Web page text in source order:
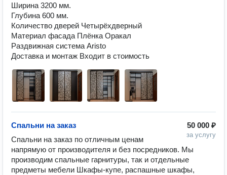
Ширина 3200 мм.
Глубина 600 мм.
Количество дверей Четырёхдверный
Материал фасада Плёнка Оракал
Раздвижная система Aristo
Доставка и монтаж Входит в стоимость
50 000 ₽
за услугу
Спальни на заказ
Спальни на заказ по отличным ценам
напрямую от производителя и без посредников. Мы
производим спальные гарнитуры, так и отдельные
предметы мебели Шкафы-купе, распашные шкафы,